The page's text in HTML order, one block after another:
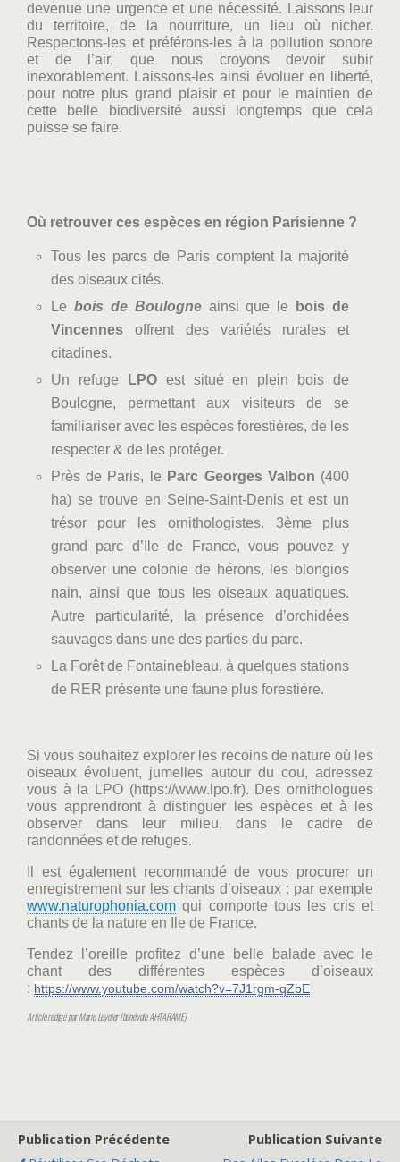
devenue une urgence et une nécessité. Laissons leur
du territoire, de la nourriture, un lieu où nicher.
Respectons-les et préférons-les à la pollution sonore
et de l’air, que nous croyons devoir subir
inexorablement. Laissons-les ainsi évoluer en liberté,
pour notre plus grand plaisir et pour le maintien de
cette belle biodiversité aussi longtemps que cela
puisse se faire.
Où retrouver ces espèces en région Parisienne ?
Tous les parcs de Paris comptent la majorité
des oiseaux cités.
Le bois de Boulogne ainsi que le bois de
Vincennes offrent des variétés rurales et
citadines.
Un refuge
LPO est situé en plein bois de
Boulogne, permettant aux visiteurs de se
familiariser avec les espèces forestières, de les
respecter & de les protéger.
Près de Paris, le Parc Georges Valbon (400
ha) se trouve en Seine-Saint-Denis et est un
trésor pour les ornithologistes. 3ème plus
grand parc d’Ile de France, vous pouvez y
observer une colonie de hérons, les blongios
nain, ainsi que tous les oiseaux aquatiques.
Autre particularité, la présence d’orchidées
sauvagesdans une des parties du parc.
La Forêt de Fontainebleau, à quelques stations
de RER présente une faune plus forestière.
Si vous souhaitez explorer les recoins de nature où les
oiseaux évoluent, jumelles autour du cou, adressez
vous à la LPO (https://www.lpo.fr). Des ornithologues
vous apprendront à distinguer les espèces et à les
observer dans leur milieu, dans le cadre de
randonnées et de refuges.
Il est également recommandé de vous procurer un
enregistrement sur les chants d’oiseaux : par exemple
www.naturophonia.com qui comporte tous les cris et
chants de la nature en Ile de France.
Tendez l’oreille profitez d’une belle balade avec le
chant des différentes espèces d’oiseaux
: https://www.youtube.com/watch?v=7J1rgm-qZbE
Article rédigé par Marie Leydier (bénévole AHTARAME)
Publication Précédente
Publication Suivante